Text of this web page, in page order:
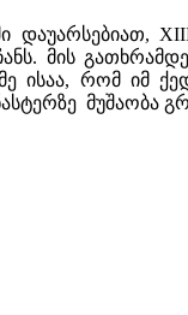
მის
ისაა, რომ იმ
მუშაობა